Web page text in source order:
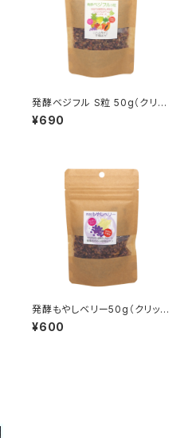
発酵ベジフル S粒 50g（クリッ
クポスト）
¥690
発酵もやしベリー50g（クリック
ポスト）
¥600